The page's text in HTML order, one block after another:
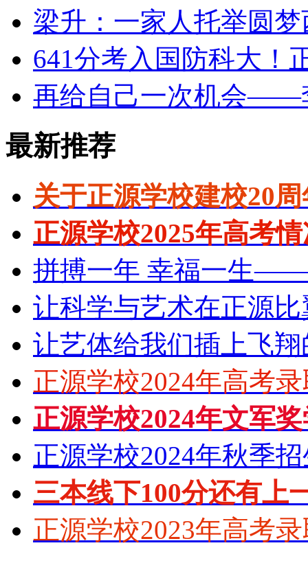
梁升：一家人托举圆
641分考入国防科大！
再给自己一次机会
最新推荐
关于正源学校建校20
正源学校2025年高考
拼搏一年 幸福一生
让科学与艺术在正源
让艺体给我们插上飞
正源学校2024年高考
正源学校2024年文军
正源学校2024年秋季
三本线下100分还有上
正源学校2023年高考